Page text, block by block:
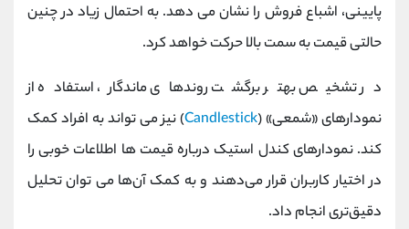
پایینی، اشباع فروش را نشان می دهد. به احتمال زیاد در چنین
حالتی قیمت به سمت بالا حرکت خواهد کرد.
در تشخیص بهتر برگشت روندهای ماندگار، استفاده از
نمودارهای «شمعی» (Candlestick) نیز می تواند به افراد کمک
‌کند. نمودارهای کندل استیک درباره قیمت ها اطلاعات خوبی را
در اختیار کاربران قرار می‌دهند و به کمک آن‌ها می توان تحلیل
دقیق‌تری انجام داد.